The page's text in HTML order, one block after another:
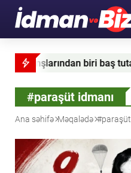
biri baş tutacaq? -
#paraşüt idmanı
Ana səhifə Məqalədə #paraşüt